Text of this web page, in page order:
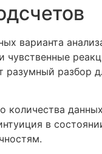
варианта
разумный разбор
количества
в